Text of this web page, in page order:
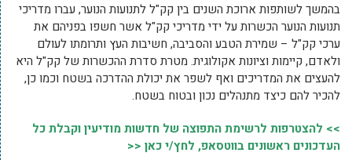
בהמשך לשותפות ארוכת השנים בין קק"ל לתנועות הנוער, עברו מדריכי
תנועות הנוער הכשרות על ידי מדריכי קק"ל אשר חשפו בפניהם את
ערכי קק"ל – שמירת הטבע והסביבה, חשיבות העץ ותרומתו לעולם
ולאדם, קיימות וציונות אקולוגית. מטרת סדרת ההכשרות של קק"ל היא
להעצים את המדריכים ואף לשפר את יכולת ההדרכה בשטח וכמו כן,
להכיר להם כיצד מתנהלים נכון ובטוח בשטח.
>> להצטרפות לרשימת התפוצה של חדשות מודיעין וקבלת כל
העדכונים ראשונים בווטסאפ, לחץ/י כאן <<